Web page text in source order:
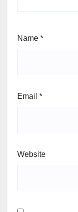
Name *
Email *
Website